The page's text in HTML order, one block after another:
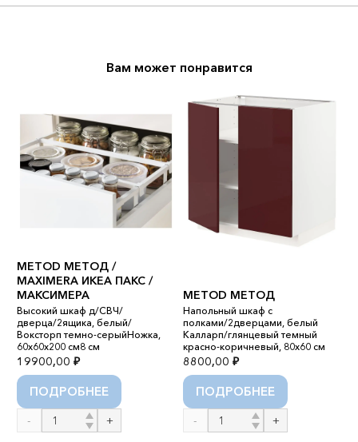
Вам может понравится
METOD МЕТОД /
MAXIMERA ИКЕА ПАКС /
МАКСИМЕРА
Высокий шкаф д/СВЧ/
дверца/2ящика, белый/
Воксторп темно-серыйНожка,
60x60x200 см8 см
19900,00 ₽
ПОДРОБНЕЕ
Количество
товара
METOD МЕТОД
Напольный шкаф с
полками/2дверцами, белый
Калларп/глянцевый темный
красно-коричневый, 80x60 см
8800,00 ₽
ПОДРОБНЕЕ
Количество
товара